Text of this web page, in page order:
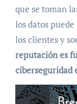
que se toman
los datos
los clientes y
reputación es
ciberseguridad